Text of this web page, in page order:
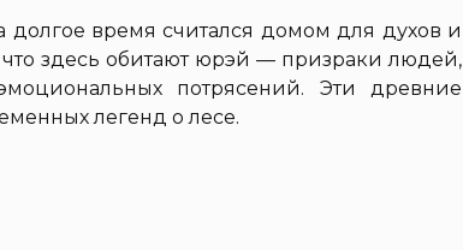
время считался домом для духов и
здесь обитают юрэй — призраки людей,
потрясений. Эти древние
легенд о лесе.